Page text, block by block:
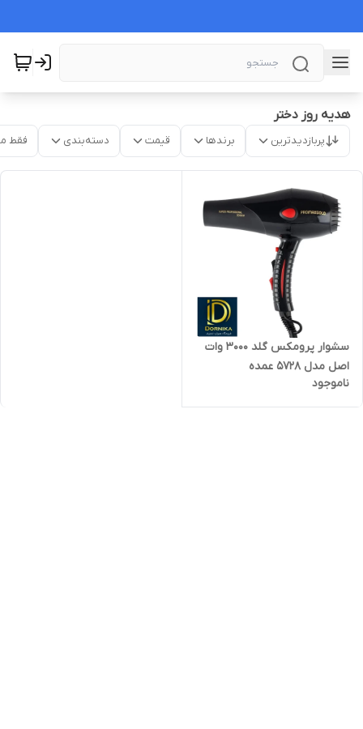
هدیه روز دختر
پربازدیدترین برندها قیمت دسته‌بندی فقط
سشوار پرومکس گلد ۳۰۰۰ وات
اصل مدل 5728 عمده
ناموجود